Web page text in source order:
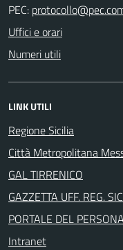
PEC:
Uffici e orari
Numeri utili
LINK UTILI
Regione Sicilia
Città Metropolitana
GAL TIRRENICO
GAZZETTA UFF. REG.
PORTALE DEL
Intranet